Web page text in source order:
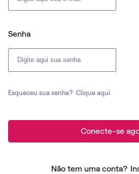
Senha
Esqueceu sua senha? Clique aqui
Conecte-se
Não tem uma conta?